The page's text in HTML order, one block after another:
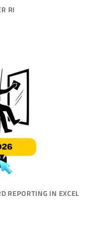
RI
REPORTING IN EXCEL